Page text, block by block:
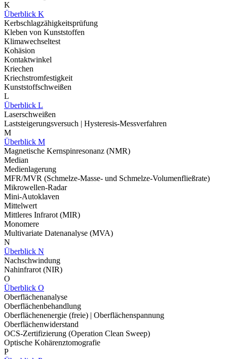
K
Überblick K
Kerbschlagzähigkeitsprüfung
Kleben von Kunststoffen
Klimawechseltest
Kohäsion
Kontaktwinkel
Kriechen
Kriechstromfestigkeit
Kunststoffschweißen
L
Überblick L
Laserschweißen
Laststeigerungsversuch | Hysteresis-Messverfahren
M
Überblick M
Magnetische Kernspinresonanz (NMR)
Median
Medienlagerung
MFR/MVR (Schmelze-Masse- und Schmelze-Volumenfließrate)
Mikrowellen-Radar
Mini-Autoklaven
Mittelwert
Mittleres Infrarot (MIR)
Monomere
Multivariate Datenanalyse (MVA)
N
Überblick N
Nachschwindung
Nahinfrarot (NIR)
O
Überblick O
Oberflächenanalyse
Oberflächenbehandlung
Oberflächenenergie (freie) | Oberflächenspannung
Oberflächenwiderstand
OCS-Zertifizierung (Operation Clean Sweep)
Optische Kohärenztomografie
P